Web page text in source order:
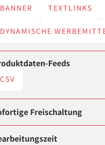
BANNER TEXTLINKS
DYNAMISCHE
Feeds
CSV
Freischaltung